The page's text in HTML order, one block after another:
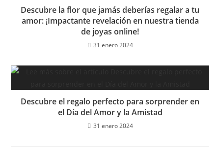
Descubre la flor que jamás deberías regalar a tu
amor: ¡Impactante revelación en nuestra tienda
de joyas online!
31 enero 2024
Descubre el regalo perfecto para sorprender en
el Día del Amor y la Amistad
31 enero 2024